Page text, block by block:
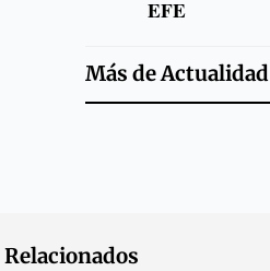
EFE
Más deActualidad
Relacionados